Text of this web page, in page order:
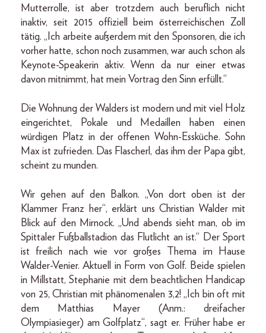
Mutterrolle, ist aber trotzdem auch beruflich nicht
inaktiv, seit 2015 offiziell beim österreichischen Zoll
tätig. „Ich arbeite außerdem mit den Sponsoren, die ich
vorher hatte, schon noch zusammen, war auch schon als
Keynote-Speakerin aktiv. Wenn da nur einer etwas
davon mitnimmt, hat mein Vortrag den Sinn erfüllt.“
Die Wohnung der Walders ist modern und mit viel Holz
eingerichtet, Pokale und Medaillen haben einen
würdigen Platz in der offenen Wohn-Essküche. Sohn
Max ist zufrieden. Das Flascherl, das ihm der Papa gibt,
scheint zu munden.
Wir gehen auf den Balkon. „Von dort oben ist der
Klammer Franz her“, erklärt uns Christian Walder mit
Blick auf den Mirnock. „Und abends sieht man, ob im
Spittaler Fußballstadion das Flutlicht an ist.“ Der Sport
ist freilich nach wie vor großes Thema im Hause
Walder-Venier. Aktuell in Form von Golf. Beide spielen
in Millstatt, Stephanie mit dem beachtlichen Handicap
von 25, Christian mit phänomenalen 3,2! „Ich bin oft mit
dem Matthias Mayer (Anm.: dreifacher
Olympiasieger) am Golfplatz“, sagt er. Früher habe er